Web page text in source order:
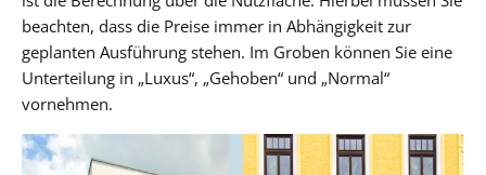
beachten, dass die Preise immer in Abhängigkeit zur
geplanten Ausführung stehen. Im Groben können Sie eine
Unterteilung in „Luxus“, „Gehoben“ und „Normal“
vornehmen.